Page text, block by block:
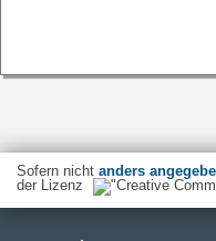
Sofern nicht anders
der Lizenz